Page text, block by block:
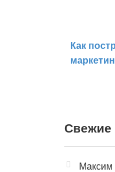
Как
Свежие
Максим